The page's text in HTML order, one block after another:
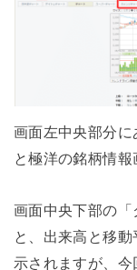
画面左中央部分に
と極洋の銘柄情報
画面中央下部の
と、出来高と移
示されますが、